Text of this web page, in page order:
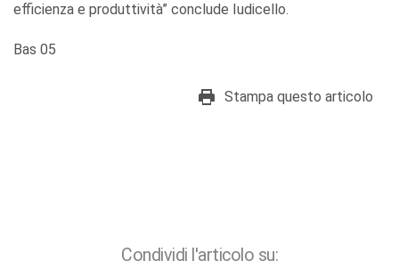
efficienza e produttività” conclude Iudicello.
Bas 05
Stampa questo articolo
Condividi l'articolo su: